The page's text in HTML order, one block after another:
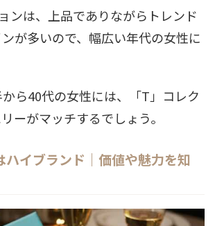
ンは、上品でありながらトレンド
が多いので、幅広い年代の女性に
ら40代の女性には、「T」コレク
ーがマッチするでしょう。
ハイブランド｜価値や魅力を知